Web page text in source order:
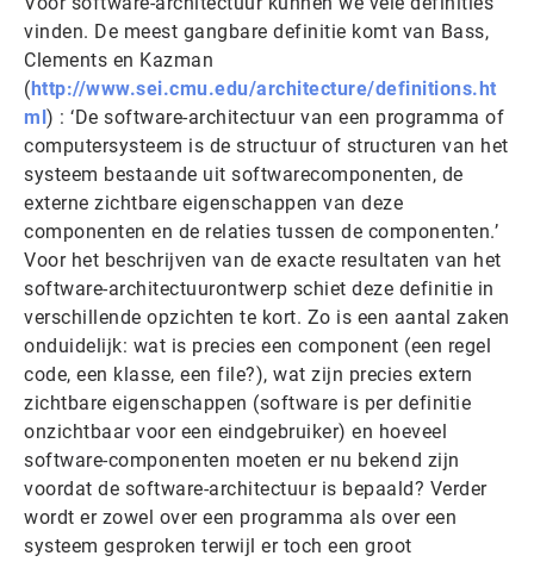
vinden. De meest gangbare definitie komt van Bass,
Clements en Kazman
(http://www.sei.cmu.edu/architecture/definitions.ht
ml) : ‘De software-architectuur van een programma of
computersysteem is de structuur of structuren van het
systeem bestaande uit softwarecomponenten, de
externe zichtbare eigenschappen van deze
componenten en de relaties tussen de componenten.’
Voor het beschrijven van de exacte resultaten van het
software-architectuurontwerp schiet deze definitie in
verschillende opzichten te kort. Zo is een aantal zaken
onduidelijk: wat is precies een component (een regel
code, een klasse, een file?), wat zijn precies extern
zichtbare eigenschappen (software is per definitie
onzichtbaar voor een eindgebruiker) en hoeveel
software-componenten moeten er nu bekend zijn
voordat de software-architectuur is bepaald? Verder
wordt er zowel over een programma als over een
systeem gesproken terwijl er toch een groot